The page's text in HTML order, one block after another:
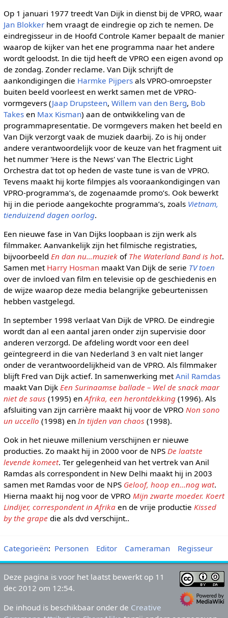
Op 1 januari 1977 treedt Van Dijk in dienst bij de VPRO, waar
Jan Blokkerhem vraagt de eindregie op zich te nemen. De
eindregisseur in de Hoofd Controle Kamer bepaalt de manier
waarop de kijker van het ene programma naar het andere
wordt geloodst. In die tijd heeft de VPRO een eigen avond op
de zondag. Zonder reclame. Van Dijk schrijft de
aankondigingen die Harmke Pijpersals VPRO-omroepster
buiten beeld voorleest en werkt samen met de VPRO-
vormgevers (Jaap Drupsteen, Willem van den Berg, Bob
Takesen Max Kisman) aan de ontwikkeling van de
programmapresentatie. De vormgevers maken het beeld en
Van Dijk verzorgt vaak de muziek daarbij. Zo is hij onder
andere verantwoordelijk voor de keuze van het fragment uit
het nummer 'Here is the News' van The Electric Light
Orchestra dat tot op heden de vaste tune is van de VPRO.
Tevens maakt hij korte filmpjes als vooraankondigingen van
VPRO-programma’s, de zogenaamde promo’s. Ook bewerkt
hij in die periode aangekochte programma’s, zoals Vietnam,
tienduizend dagen oorlog.
Een nieuwe fase in Van Dijks loopbaan is zijn werk als
filmmaker. Aanvankelijk zijn het filmische registraties,
bijvoorbeeld En dan nu…muziekof The Waterland Band is hot.
Samen met Harry Hosmanmaakt Van Dijk de serie TV toen
over de invloed van film en televisie op de geschiedenis en
de wijze waarop deze media belangrijke gebeurtenissen
hebben vastgelegd.
In september 1998 verlaat Van Dijk de VPRO. De eindregie
wordt dan al een aantal jaren onder zijn supervisie door
anderen verzorgd. De afdeling wordt voor een deel
geïntegreerd in die van Nederland 3 en valt niet langer
onder de verantwoordelijkheid van de VPRO. Als filmmaker
blijft Fred van Dijk actief. In samenwerking metAnil Ramdas
maakt Van Dijk Een Surinaamse ballade – Wel de snack maar
niet de saus (1995) en Afrika, een herontdekking(1996). Als
afsluiting van zijn carrière maakt hij voor de VPRO Non sono
un uccello (1998) en In tijden van chaos (1998).
Ook in het nieuwe millenium verschijnen er nieuwe
producties. Zo maakt hij in 2000 voor de NPS De laatste
levende komeet. Ter gelegenheid van het vertrek van Anil
Ramdas als correspondent in New Delhi maakt hij in 2003
samen met Ramdas voor de NPS Geloof, hoop en...nog wat.
Hierna maakt hij nog voor de VPRO Mijn zwarte moeder. Koert
Lindijer, correspondent in Afrikaen de vrije productie Kissed
by the grape die als dvd verschijnt..
Categorieën: Personen Editor Cameraman Regisseur
Deze pagina is voor het laatst bewerkt op 11
dec 2012 om 12:54.
De inhoud is beschikbaar onder de Creative